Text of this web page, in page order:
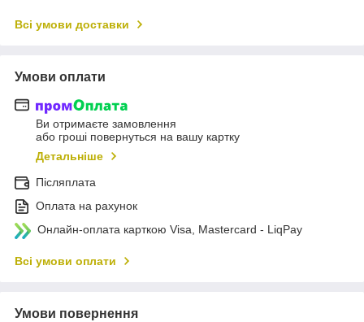
Всі умови доставки
Умови оплати
Ви отримаєте замовлення
або гроші повернуться на вашу картку
Детальніше
Післяплата
Оплата на рахунок
Онлайн-оплата карткою Visa, Mastercard - LiqPay
Всі умови оплати
Умови повернення